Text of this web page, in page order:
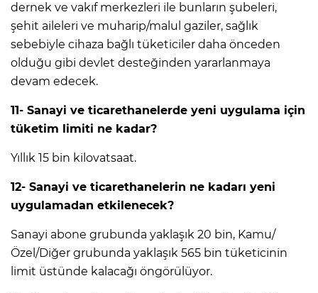
dernek ve vakıf merkezleri ile bunların şubeleri,
şehit aileleri ve muharip/malul gaziler, sağlık
sebebiyle cihaza bağlı tüketiciler daha önceden
olduğu gibi devlet desteğinden yararlanmaya
devam edecek.
11- Sanayi ve ticarethanelerde yeni uygulama için
tüketim limiti ne kadar?
Yıllık 15 bin kilovatsaat.
12- Sanayi ve ticarethanelerin ne kadarı yeni
uygulamadan etkilenecek?
Sanayi abone grubunda yaklaşık 20 bin, Kamu/
Özel/Diğer grubunda yaklaşık 565 bin tüketicinin
limit üstünde kalacağı öngörülüyor.